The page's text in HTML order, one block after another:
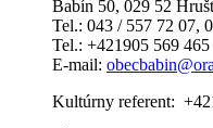
Babín 50, 029 52
Tel.: 043 / 557 72 07,
Tel.: +421905 569 465
E-mail:
Kultúrny referent: